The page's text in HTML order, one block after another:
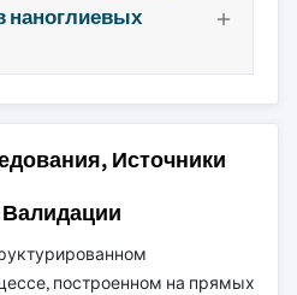
наноглиевых
Источники
построенном на прямых